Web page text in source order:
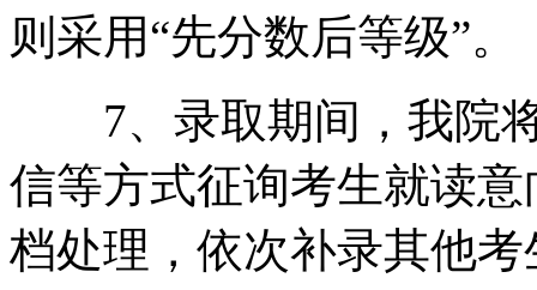
则采用“先分数后等级”。
7、录取期间，我院将
信等方式征询考生就读
档处理，依次补录其他考